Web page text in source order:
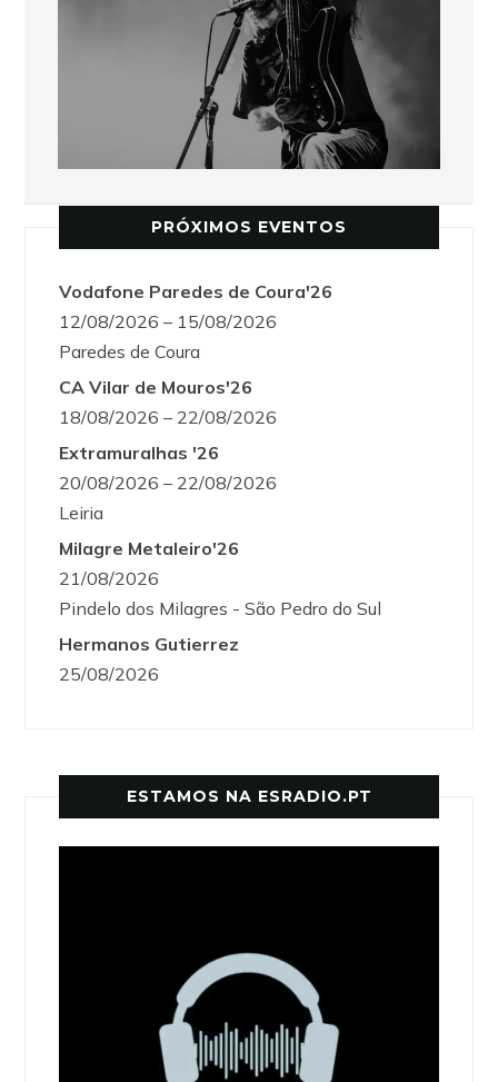
PRÓXIMOS EVENTOS
Vodafone Paredes de Coura'26
12/08/2026 – 15/08/2026
Paredes de Coura
CA Vilar de Mouros'26
18/08/2026 – 22/08/2026
Extramuralhas '26
20/08/2026 – 22/08/2026
Leiria
Milagre Metaleiro'26
21/08/2026
Pindelo dos Milagres - São Pedro do Sul
Hermanos Gutierrez
25/08/2026
ESTAMOS NA ESRADIO.PT